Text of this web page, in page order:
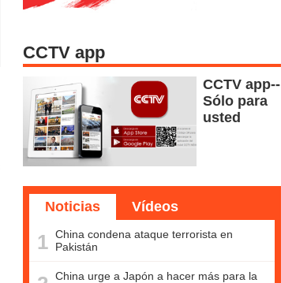
CCTV app
CCTV app--
Sólo para
usted
Noticias Vídeos
1 China condena ataque terrorista en
Pakistán
China urge a Japón a hacer más para la